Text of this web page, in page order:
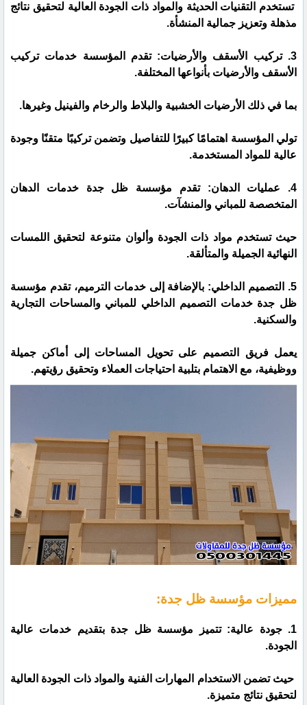
تستخدم التقنيات الحديثة والمواد ذات الجودة العالية لتحقيق نتائج
مذهلة وتعزيز جمالية المنشأة.
3. تركيب الأسقف والأرضيات: تقدم المؤسسة خدمات تركيب
الأسقف والأرضيات بأنواعها المختلفة.
بما في ذلك الأرضيات الخشبية والبلاط والرخام والفينيل وغيرها.
تولي المؤسسة اهتمامًا كبيرًا للتفاصيل وتضمن تركيبًا متقنًا وجودة
عالية للمواد المستخدمة.
4. عمليات الدهان: تقدم مؤسسة ظل جدة خدمات الدهان
المتخصصة للمباني والمنشآت.
حيث تستخدم مواد ذات الجودة وألوان متنوعة لتحقيق اللمسات
النهائية الجميلة والمتألقة.
5. التصميم الداخلي: بالإضافة إلى خدمات الترميم، تقدم مؤسسة
ظل جدة خدمات التصميم الداخلي للمباني والمساحات التجارية
والسكنية.
يعمل فريق التصميم على تحويل المساحات إلى أماكن جميلة
ووظيفية، مع الاهتمام بتلبية احتياجات العملاء وتحقيق رؤيتهم.
مميزات مؤسسة ظل جدة:
1. جودة عالية: تتميز مؤسسة ظل جدة بتقديم خدمات عالية
الجودة.
حيث تضمن الاستخدام المهارات الفنية والمواد ذات الجودة العالية
لتحقيق نتائج متميزة.